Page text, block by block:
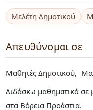
Μελέτη Δημοτικού
Απευθύνομαι σε
Μαθητές Δημοτικού
Διδάσκω μαθηματικά σε
στα Βόρεια Προάστια.